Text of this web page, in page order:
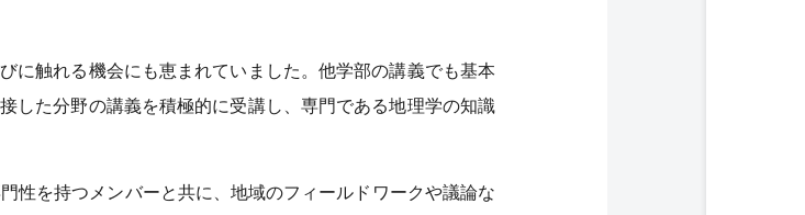
に触れる機会にも恵まれていました。他学部の講義でも基本
した分野の講義を積極的に受講し、専門である地理学の知識
性を持つメンバーと共に、地域のフィールドワークや議論な